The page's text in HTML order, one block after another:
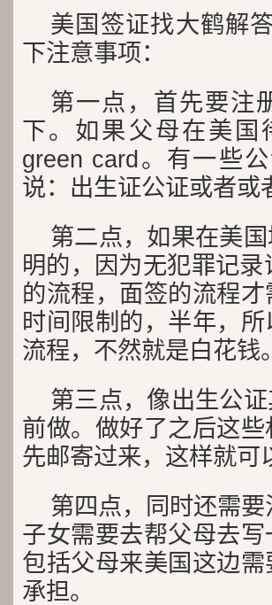
美国签证找大鹤解
下注意事项：
第一点，首先要注
下。如果父母在美国
green card。有一些
说：出生证公证或者或
第二点，如果在美
明的，因为无犯罪记
的流程，面签的流程
时间限制的，半年，
流程，不然就是白花钱。
第三点，像出生公
前做。做好了之后这
先邮寄过来，这样就可
第四点，同时还需
子女需要去帮父母去
包括父母来美国这边
承担。